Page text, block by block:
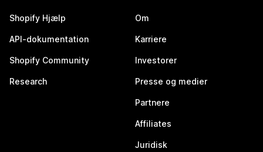
Shopify Hjælp
API-dokumentation
Shopify Community
Research
Om
Karriere
Investorer
Presse og medier
Partnere
Affiliates
Juridisk